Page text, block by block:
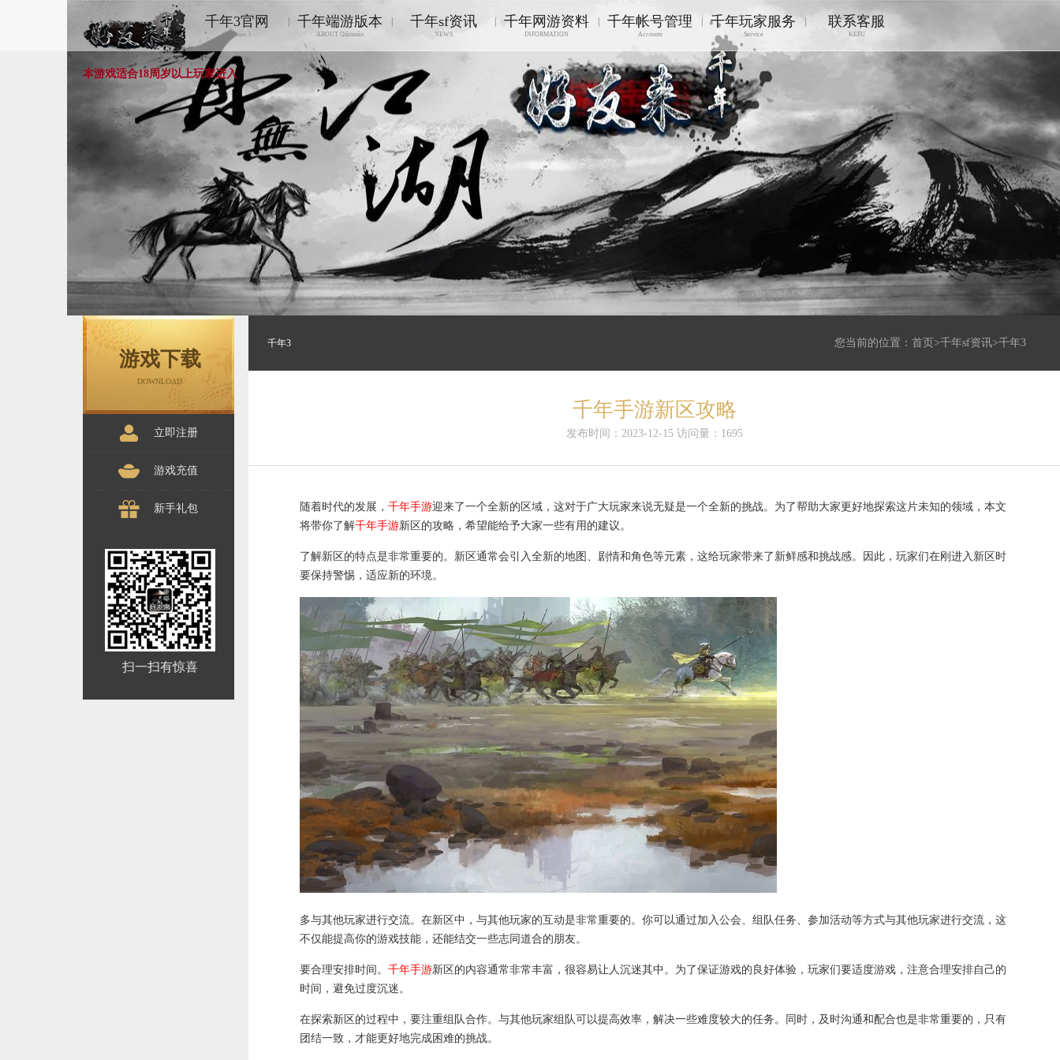
千年3官网
Qiānnián 3
千年端游版本
ABOUT Qiānnián
千年sf资讯
NEWS
千年网游资料
INFORMATION
千年帐号管理
Accounts
千年玩家服务
Service
联系客服
KEFU
本游戏适合18周岁以上玩家进入
游戏下载
DOWNLOAD
立即注册
游戏充值
新手礼包
扫一扫有惊喜
千年3 您当前的位置： 首页 >千年sf资讯>千年3
千年手游新区攻略
发布时间：2023-12-15 访问量：1695
随着时代的发展， 千年手游迎来了一个全新的区域，这对于广大玩家来说无疑是一个全新的挑战。为了帮助大家更好地探索这片未知的领域，本文
将带你了解千年手游新区的攻略，希望能给予大家一些有用的建议。
了解新区的特点是非常重要的。新区通常会引入全新的地图、剧情和角色等元素，这给玩家带来了新鲜感和挑战感。因此，玩家们在刚进入新区时
要保持警惕，适应新的环境。
多与其他玩家进行交流。在新区中，与其他玩家的互动是非常重要的。你可以通过加入公会、组队任务、参加活动等方式与其他玩家进行交流，这
不仅能提高你的游戏技能，还能结交一些志同道合的朋友。
要合理安排时间。 千年手游新区的内容通常非常丰富，很容易让人沉迷其中。为了保证游戏的良好体验，玩家们要适度游戏，注意合理安排自己的
时间，避免过度沉迷。
在探索新区的过程中，要注重组队合作。与其他玩家组队可以提高效率，解决一些难度较大的任务。同时，及时沟通和配合也是非常重要的，只有
团结一致，才能更好地完成困难的挑战。